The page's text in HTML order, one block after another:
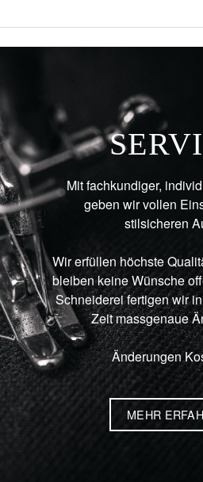
Mit fachkundiger,
geben wir vollen
stilsicheren
Wir erfüllen höchste
bleiben keine Wünsche
Schneiderei fertigen wir
Zeit massgenaue
Änderungen
MEHR